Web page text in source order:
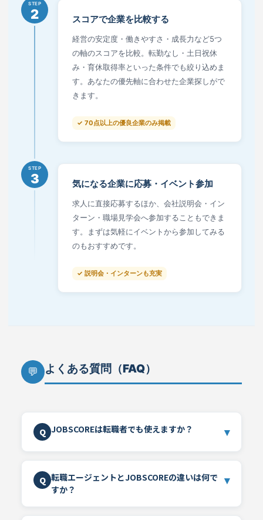
STEP
2 スコアで企業を比較する
経営の安定度・働きやすさ・成長力など5つ
の軸のスコアを比較。転勤なし・土日祝休
み・育休取得率といった条件でも絞り込めま
す。あなたの優先軸に合わせた企業探しがで
きます。
✓ 70点以上の優良企業のみ掲載
STEP
3 気になる企業に応募・イベント参加
求人に直接応募するほか、会社説明会・イン
ターン・職場見学会へ参加することもできま
す。まずは気軽にイベントから参加してみる
のもおすすめです。
✓ 説明会・インターンも充実
💬 よくある質問（FAQ）
Q JOBSCOREは転職者でも使えますか？ ▾
Q 転職エージェントとJOBSCOREの違いは何で
すか？
▾